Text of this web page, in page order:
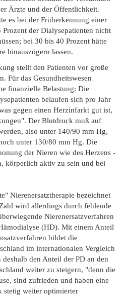
Ärzte und der Öffentlichkeit.
es bei der Früherkennung einer
der Dialysepatienten nicht
bei 30 bis 40 Prozent hätte
hinauszögern lassen.
stellt den Patienten vor große
Für das Gesundheitswesen
finanzielle Belastung: Die
belaufen sich pro Jahr
gegen einen Herzinfarkt gut ist,
Der Blutdruck muß auf
also unter 140/90 mm Hg,
unter 130/80 mm Hg. Die
der Nieren wie des Herzens -
körperlich aktiv zu sein und bei
Nierenersatztherapie bezeichnet
wird allerdings durch fehlende
Nierenersatzverfahren
(HD). Mit einem Anteil
bildet die
im internationalen Vergleich
den Anteil der PD an den
weiter zu steigern, "denn die
sind zufrieden und haben eine
stetig weiter optimierter